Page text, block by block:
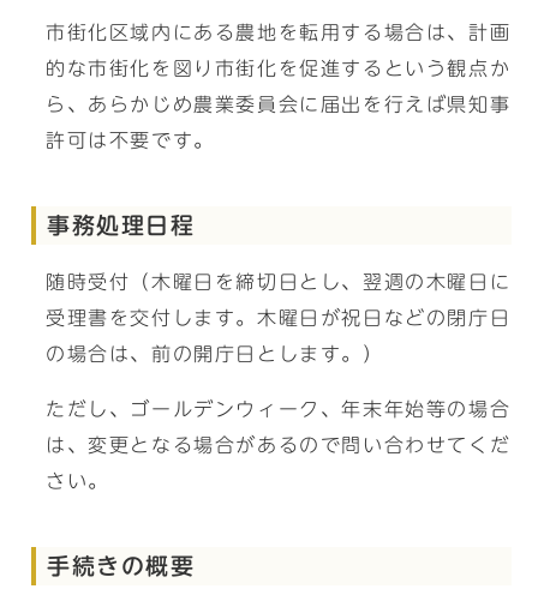
市街化区域内にある農地を転用する場合は、計画
的な市街化を図り市街化を促進するという観点か
ら、あらかじめ農業委員会に届出を行えば県知事
許可は不要です。
事務処理日程
随時受付（木曜日を締切日とし、翌週の木曜日に
受理書を交付します。木曜日が祝日などの閉庁日
の場合は、前の開庁日とします。）
ただし、ゴールデンウィーク、年末年始等の場合
は、変更となる場合があるので問い合わせてくだ
さい。
手続きの概要